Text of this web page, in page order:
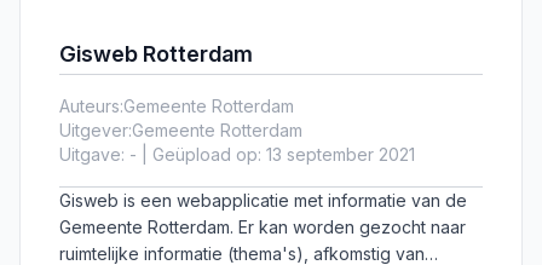
Gisweb Rotterdam
Auteurs:Gemeente Rotterdam
Uitgever:Gemeente Rotterdam
Uitgave: - | Geüpload op: 13 september 2021
Gisweb is een webapplicatie met informatie van de
Gemeente Rotterdam. Er kan worden gezocht naar
ruimtelijke informatie (thema's), afkomstig van